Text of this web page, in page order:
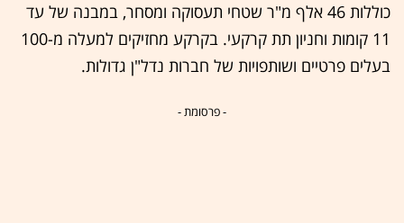
כוללות 46 אלף מ"ר שטחי תעסוקה ומסחר, במבנה של עד
11 קומות וחניון תת קרקעי. בקרקע מחזיקים למעלה מ-100
בעלים פרטיים ושותפויות של חברות נדל"ן גדולות.
- פרסומת -